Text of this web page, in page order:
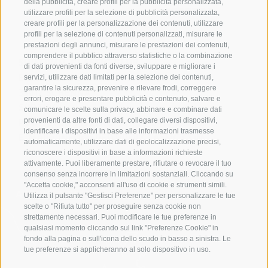
della pubblicità, creare profili per la pubblicità personalizzata,
utilizzare profili per la selezione di pubblicità personalizzata,
creare profili per la personalizzazione dei contenuti, utilizzare
profili per la selezione di contenuti personalizzati, misurare le
prestazioni degli annunci, misurare le prestazioni dei contenuti,
comprendere il pubblico attraverso statistiche o la combinazione
di dati provenienti da fonti diverse, sviluppare e migliorare i
servizi, utilizzare dati limitati per la selezione dei contenuti,
garantire la sicurezza, prevenire e rilevare frodi, correggere
errori, erogare e presentare pubblicità e contenuto, salvare e
comunicare le scelte sulla privacy, abbinare e combinare dati
provenienti da altre fonti di dati, collegare diversi dispositivi,
identificare i dispositivi in base alle informazioni trasmesse
automaticamente, utilizzare dati di geolocalizzazione precisi,
riconoscere i dispositivi in base a informazioni richieste
attivamente. Puoi liberamente prestare, rifiutare o revocare il tuo
consenso senza incorrere in limitazioni sostanziali. Cliccando su
"Accetta cookie," acconsenti all'uso di cookie e strumenti simili.
Utilizza il pulsante "Gestisci Preferenze" per personalizzare le tue
scelte o "Rifiuta tutto" per proseguire senza cookie non
strettamente necessari. Puoi modificare le tue preferenze in
qualsiasi momento cliccando sul link "Preferenze Cookie" in
fondo alla pagina o sull'icona dello scudo in basso a sinistra. Le
tue preferenze si applicheranno al solo dispositivo in uso.
SÜDTIROL CLASSIC CLUB
ERZHERZOG-JOHANN-PLATZ 1/D
39017 SCHENNA
SÜDTIROL
PUOI RAGGIUNGERCI A:+39 0473 945669
E-MAIL:INFO@SUEDTIROLCLASSIC.COM
ARRIVO A SCENA